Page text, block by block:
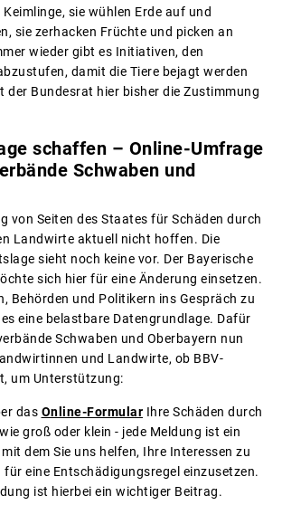
sie wühlen Erde auf und
sie zerhacken Früchte und picken an
wieder gibt es Initiativen, den
damit die Tiere bejagt werden
der Bundesrat hier bisher die Zustimmung
schaffen – Online-Umfrage
Schwaben und
von Seiten des Staates für Schäden durch
Landwirte aktuell nicht hoffen. Die
sieht noch keine vor. Der Bayerische
sich hier für eine Änderung einsetzen.
Behörden und Politikern ins Gespräch zu
eine belastbare Datengrundlage. Dafür
Schwaben und Oberbayern nun
und Landwirte, ob BBV-
um Unterstützung:
das Online-Formular Ihre Schäden durch
groß oder klein - jede Meldung ist ein
dem Sie uns helfen, Ihre Interessen zu
eine Entschädigungsregel einzusetzen.
ist hierbei ein wichtiger Beitrag.